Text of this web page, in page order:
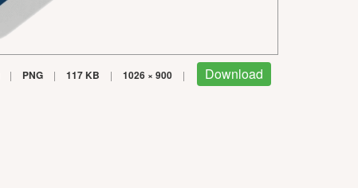
| PNG | 117 KB | 1026 × 900 | Download